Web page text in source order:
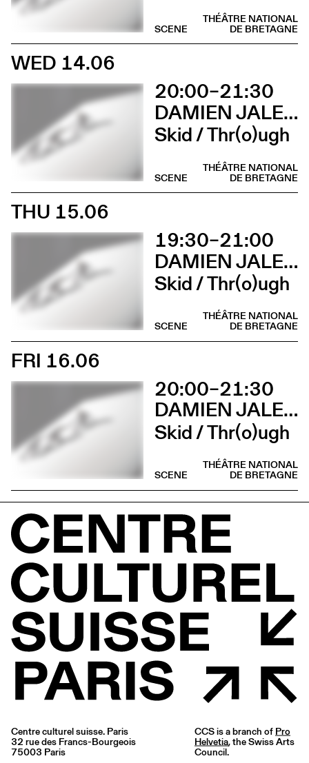
THÉÂTRE NATIONAL
DE BRETAGNE
SCENE
WED 14.06
20:00–21:30
DAMIEN JALET BALLET DU GRAND THÉÂTRE DE GENÈVE
Skid / Thr(o)ugh
THÉÂTRE NATIONAL
DE BRETAGNE
SCENE
THU 15.06
19:30–21:00
DAMIEN JALET BALLET DU GRAND THÉÂTRE DE GENÈVE
Skid / Thr(o)ugh
THÉÂTRE NATIONAL
DE BRETAGNE
SCENE
FRI 16.06
20:00–21:30
DAMIEN JALET BALLET DU GRAND THÉÂTRE DE GENÈVE
Skid / Thr(o)ugh
THÉÂTRE NATIONAL
DE BRETAGNE
SCENE
Centre culturel suisse. Paris
32 rue des Francs-Bourgeois
75003 Paris
CCS is a branch of Pro
Helvetia, the Swiss Arts
Council.